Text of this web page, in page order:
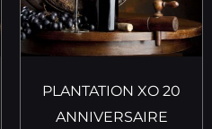
PLANTATION XO 20
ANNIVERSAIRE